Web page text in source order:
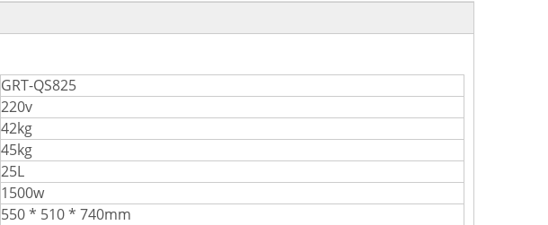
GRT-QS825
220v
42kg
45kg
25L
1500w
550 * 510 * 740mm